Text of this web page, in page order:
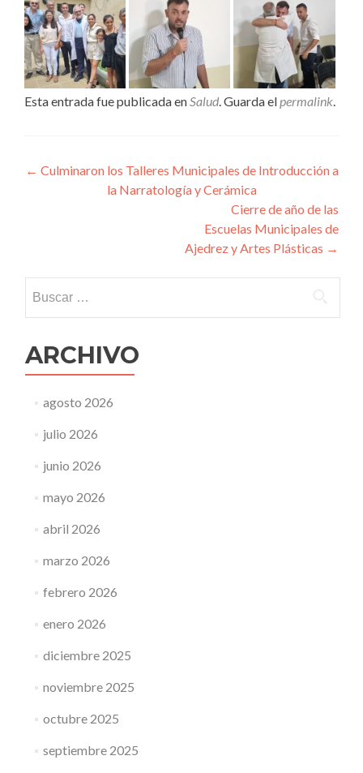
Esta entrada fue publicada enSalud. Guarda elpermalink.
Navegación
← Culminaron los Talleres Municipales de Introducción a
la Narratología y Cerámica
Cierre de año de las
Escuelas Municipales de
Ajedrez y Artes Plásticas →
ARCHIVO
agosto 2026
julio 2026
junio 2026
mayo 2026
abril 2026
marzo 2026
febrero 2026
enero 2026
diciembre 2025
noviembre 2025
octubre 2025
septiembre 2025